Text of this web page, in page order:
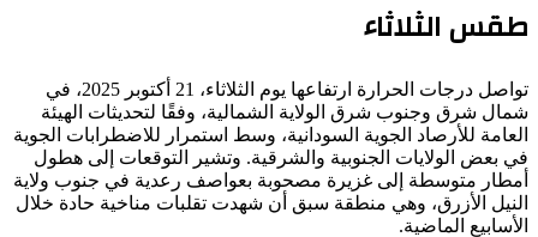
طقس الثلاثاء
تواصل درجات الحرارة ارتفاعها يوم الثلاثاء، 21 أكتوبر 2025، في
شمال شرق وجنوب شرق الولاية الشمالية، وفقًا لتحديثات الهيئة
العامة للأرصاد الجوية السودانية، وسط استمرار للاضطرابات الجوية
في بعض الولايات الجنوبية والشرقية. وتشير التوقعات إلى هطول
أمطار متوسطة إلى غزيرة مصحوبة بعواصف رعدية في جنوب ولاية
النيل الأزرق، وهي منطقة سبق أن شهدت تقلبات مناخية حادة خلال
الأسابيع الماضية.